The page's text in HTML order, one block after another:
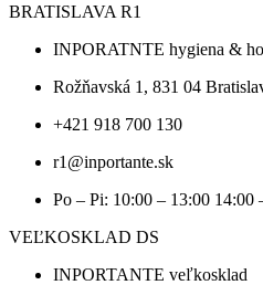
BRATISLAVA R1
INPORATNTE hygiena &
Rožňavská 1, 831 04
+421 918 700 130
r1@inportante.sk
Po – Pi: 10:00 – 13:00 14:00
VEĽKOSKLAD DS
INPORTANTE veľkosklad